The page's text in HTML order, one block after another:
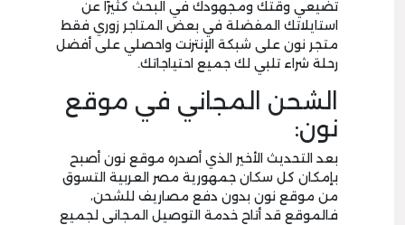
تضيعي وقتك ومجهودك في البحث كثيرًا عن
استايلاتك المفضلة في بعض المتاجر زوري فقط
متجر نون على شبكة الإنترنت واحصلي على أفضل
رحلة شراء تلبي لك جميع احتياجاتك.
الشحن المجاني في موقع
نون:
بعد التحديث الأخير الذي أصدره موقع نون أصبح
بإمكان كل سكان جمهورية مصر العربية التسوق
من موقع نون بدون دفع مصاريف للشحن،
فالموقع قد أتاح خدمة التوصيل المجاني لجميع